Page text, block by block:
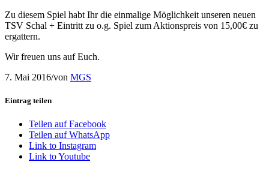
Zu diesem Spiel habt Ihr die einmalige Möglichkeit unseren neuen
TSV Schal + Eintritt zu o.g. Spiel zum Aktionspreis von 15,00€ zu
ergattern.
Wir freuen uns auf Euch.
7. Mai 2016/von MGS
Eintrag teilen
Teilen auf Facebook
Teilen auf WhatsApp
Link to Instagram
Link to Youtube